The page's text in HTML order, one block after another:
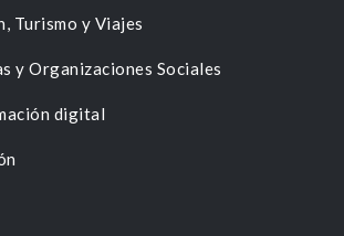
Turismo y Viajes
y Organizaciones Sociales
digital